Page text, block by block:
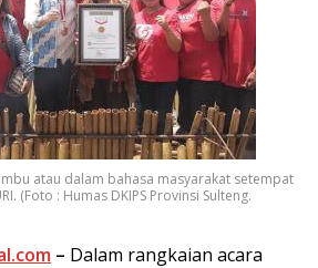
atau dalam bahasa masyarakat setempat
(Foto : Humas DKIPS Provinsi Sulteng.
– Dalam rangkaian acara